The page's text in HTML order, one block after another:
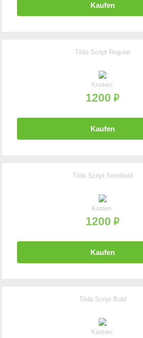
Kaufen
Tilda Script Regular
Kosten:
1200
Kaufen
Tilda Script Semibold
Kosten:
1200
Kaufen
Tilda Script Bold
Kosten: